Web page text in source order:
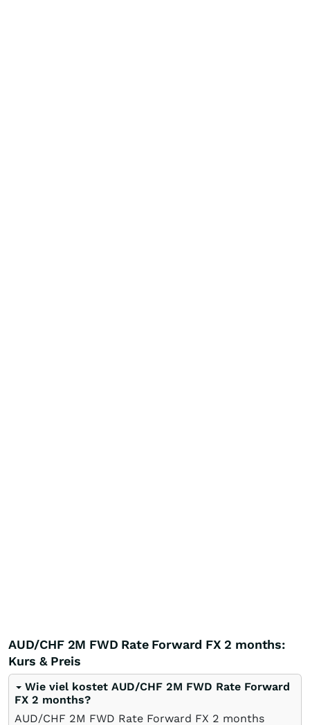
AUD/CHF 2M FWD Rate Forward FX 2 months:
Kurs & Preis
Wie viel kostet AUD/CHF 2M FWD Rate Forward
FX 2 months?
AUD/CHF 2M FWD Rate Forward FX 2 months